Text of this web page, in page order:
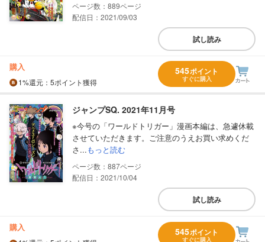
889
配信日：2021/09/03
試し読み
購入
1%還元 ：5ポイント獲得
545ポイント
すぐに購入
ジャンプSQ. 2021年11月号
※今号の「ワールドトリガー」漫画本編は、急遽休載
させていただきます。ご注意のうえお買い求めくだ
さ...もっと読む
887
配信日：2021/10/04
試し読み
購入 545ポイント
すぐに購入